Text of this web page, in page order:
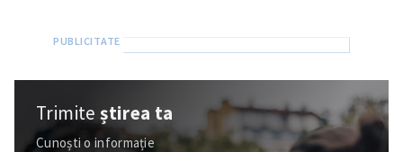
Trimiteștirea ta
Cunoști o informație